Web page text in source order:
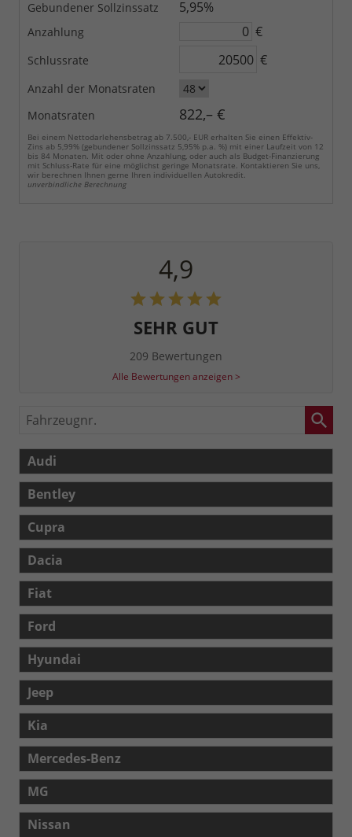
Gebundener Sollzinssatz 5,95%
Anzahlung €
Schlussrate €
Anzahl der Monatsraten
Monatsraten
822,– €
Bei einem Nettodarlehensbetrag ab 7.500,- EUR erhalten Sie einen Effektiv-
Zins ab 5,99% (gebundener Sollzinssatz 5,95% p.a. %) mit einer Laufzeit von 12
bis 84 Monaten. Mit oder ohne Anzahlung, oder auch als Budget-Finanzierung
mit Schluss-Rate für eine möglichst geringe Monatsrate. Kontaktieren Sie uns,
wir berechnen Ihnen gerne Ihren individuellen Autokredit.
unverbindliche Berechnung
4,9
SEHR GUT
209 Bewertungen
Alle Bewertungen anzeigen >
Fahrzeugnr.
Audi
Bentley
Cupra
Dacia
Fiat
Ford
Hyundai
Jeep
Kia
Mercedes-Benz
MG
Nissan